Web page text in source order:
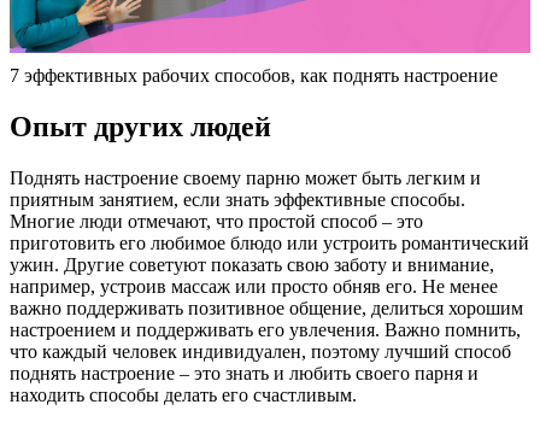
7 эффективных рабочих способов, как поднять настроение
Опыт других людей
Поднять настроение своему парню может быть легким и
приятным занятием, если знать эффективные способы.
Многие люди отмечают, что простой способ – это
приготовить его любимое блюдо или устроить романтический
ужин. Другие советуют показать свою заботу и внимание,
например, устроив массаж или просто обняв его. Не менее
важно поддерживать позитивное общение, делиться хорошим
настроением и поддерживать его увлечения. Важно помнить,
что каждый человек индивидуален, поэтому лучший способ
поднять настроение – это знать и любить своего парня и
находить способы делать его счастливым.